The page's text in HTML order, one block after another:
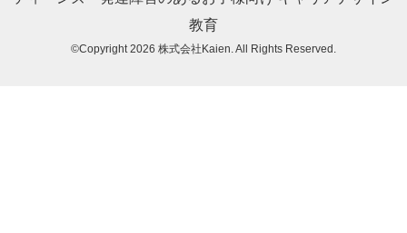
教育
©Copyright 2026 株式会社Kaien. All Rights Reserved.